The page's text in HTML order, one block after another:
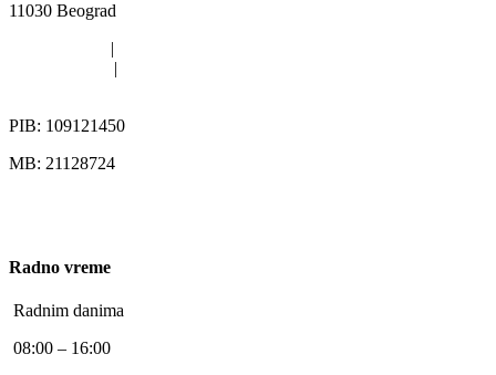
11030 Beograd
PIB: 109121450
MB: 21128724
Radno vreme
Radnim danima
08:00 – 16:00